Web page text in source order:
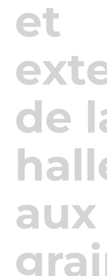
et
de
aux